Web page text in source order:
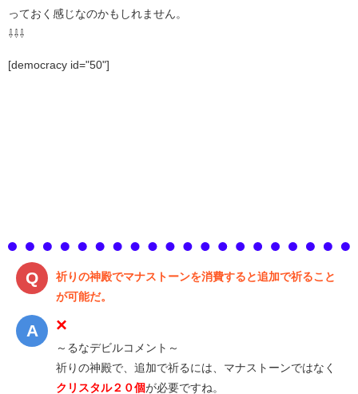
っておく感じなのかもしれません。
⇩⇩⇩
[democracy id="50"]
祈りの神殿でマナストーンを消費すると追加で祈ること
が可能だ。
×
～るなデビルコメント～
祈りの神殿で、追加で祈るには、マナストーンではなく
クリスタル２０個が必要ですね。